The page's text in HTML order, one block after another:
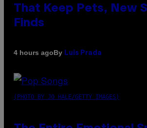
That Keep Pets, New
Finds
4 hours agoBy Luis Prada
(PHOTO BY JO HALE/GETTY IMAGES)